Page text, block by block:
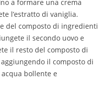
a formare una crema
l’estratto di vaniglia.
del composto di ingredienti
il secondo uovo e
il resto del composto di
il composto di
bollente e